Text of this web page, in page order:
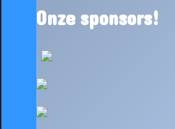
Onze sponsors!